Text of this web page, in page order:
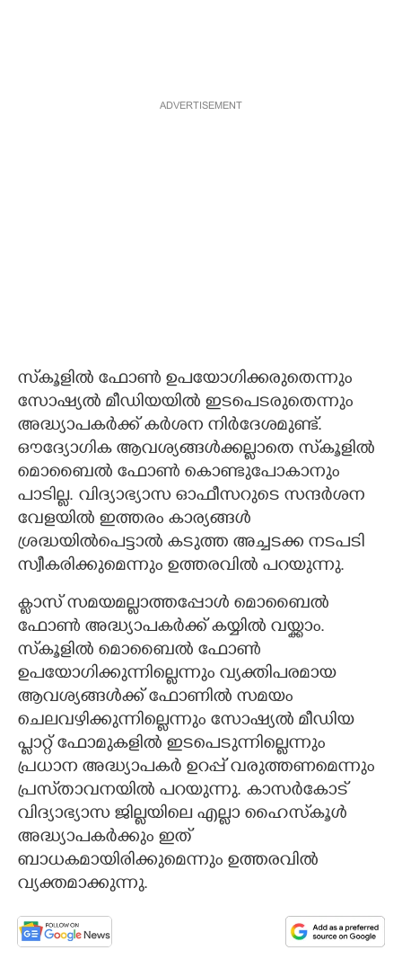
ADVERTISEMENT
സ്‌കൂളിൽ ഫോൺ ഉപയോഗിക്കരുതെന്നും
സോഷ്യൽ മീഡിയയിൽ ഇടപെടരുതെന്നും
അദ്ധ്യാപകർക്ക് കർശന നിർദേശമുണ്ട്.
ഔദ്യോഗിക ആവശ്യങ്ങൾക്കല്ലാതെ സ്‌കൂളിൽ
മൊബൈൽ ഫോൺ കൊണ്ടുപോകാനും
പാടില്ല. വിദ്യാഭ്യാസ ഓഫീസറുടെ സന്ദർശന
വേളയിൽ ഇത്തരം കാര്യങ്ങൾ
ശ്രദ്ധയിൽപെട്ടാൽ കടുത്ത അച്ചടക്ക നടപടി
സ്വീകരിക്കുമെന്നും ഉത്തരവിൽ പറയുന്നു.
ക്ലാസ് സമയമല്ലാത്തപ്പോൾ മൊബൈൽ
ഫോൺ അദ്ധ്യാപകർക്ക് കയ്യിൽ വയ്ക്കാം.
സ്‌കൂളിൽ മൊബൈൽ ഫോൺ
ഉപയോഗിക്കുന്നില്ലെന്നും വ്യക്തിപരമായ
ആവശ്യങ്ങൾക്ക് ഫോണിൽ സമയം
ചെലവഴിക്കുന്നില്ലെന്നും സോഷ്യൽ മീഡിയ
പ്ലാറ്റ് ഫോമുകളിൽ ഇടപെടുന്നില്ലെന്നും
പ്രധാന അദ്ധ്യാപകർ ഉറപ്പ് വരുത്തണമെന്നും
പ്രസ്‌താവനയിൽ പറയുന്നു. കാസർകോട്
വിദ്യാഭ്യാസ ജില്ലയിലെ എല്ലാ ഹൈസ്‌കൂൾ
അദ്ധ്യാപകർക്കും ഇത്
ബാധകമായിരിക്കുമെന്നും ഉത്തരവിൽ
വ്യക്തമാക്കുന്നു.